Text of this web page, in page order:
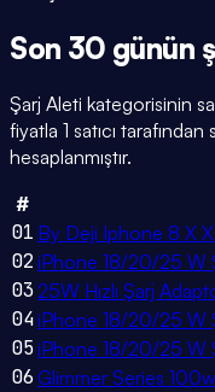
Son 30 günün
Şarj Aleti kategorisinin
fiyatla 1 satıcı
hesaplanmıştır.
#
01 By Deji Iphone 8 X
02 iPhone 18/20/25 W
0325W Hızlı Şarj
04iPhone 18/20/25 W
05iPhone 18/20/25 W
06 Glimmer Series